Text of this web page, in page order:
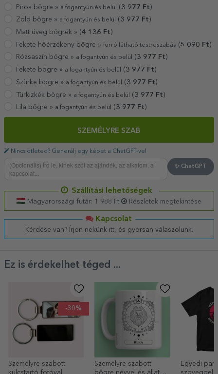
Piros bögre » a fogantyún és belül (3 977 Ft)
Zöld bögre » a fogantyún és belül ( 3 977 Ft )
Matt üveg bögrék » (4 136 Ft )
Fekete hőérzékeny bögre » forró látható testreszabás (5 090 Ft)
Rózsaszín bögre » a fogantyún és belül ( 3 977 Ft )
Fekete bögre » a fogantyún és belül ( 3 977 Ft )
Szürke bögre » a fogantyún és belül (3 977 Ft)
Türkizkék bögre » a fogantyún és belül (3 977 Ft)
Lila bögre » a fogantyún és belül ( 3 977 Ft )
SZEMÉLYRE SZAB
Nincs ötleted? Generálj egy képet a ChatGPT-vel
✨ ChatGPT
Szállítási lehetőségek
Magyarországi futár: 1 988 Ft Részletek megtekintése
Kapcsolat
Kérdése van? Írjon nekünk itt, és gyorsan válaszolunk.
Ez is érdekelhet téged ...
-30%
Személyre szabott
Személyre szabott
Egyedi